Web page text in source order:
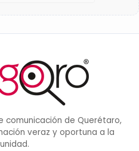
comunicación de Querétaro,
veraz y oportuna a la